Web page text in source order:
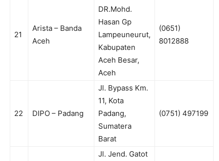
21
Arista – Banda
Aceh
DR.Mohd.
Hasan Gp
Lampeuneurut,
Kabupaten
Aceh Besar,
Aceh
(0651)
8012888
22 DIPO – Padang
Jl. Bypass Km.
11, Kota
Padang,
Sumatera
Barat
(0751) 497199
Jl. Jend. Gatot